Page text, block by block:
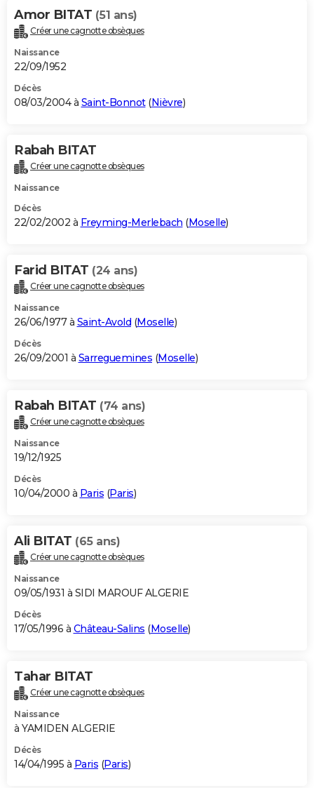
Amor BITAT (51 ans)
Créer une cagnotte obsèques
Naissance
22/09/1952
Décès
08/03/2004 à Saint-Bonnot(Nièvre)
Rabah BITAT
Créer une cagnotte obsèques
Naissance
Décès
22/02/2002 à Freyming-Merlebach (Moselle)
Farid BITAT (24 ans)
Créer une cagnotte obsèques
Naissance
26/06/1977 à Saint-Avold (Moselle)
Décès
26/09/2001 à Sarreguemines (Moselle)
Rabah BITAT (74 ans)
Créer une cagnotte obsèques
Naissance
19/12/1925
Décès
10/04/2000 à Paris (Paris)
Ali BITAT (65 ans)
Créer une cagnotte obsèques
Naissance
09/05/1931 à SIDI MAROUF ALGERIE
Décès
17/05/1996 à Château-Salins (Moselle)
Tahar BITAT
Créer une cagnotte obsèques
Naissance
à YAMIDEN ALGERIE
Décès
14/04/1995 à Paris (Paris)